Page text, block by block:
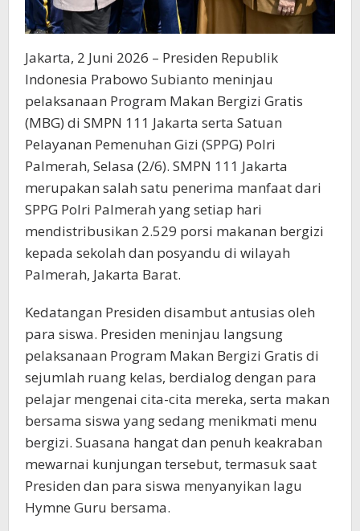
Jakarta, 2 Juni 2026 – Presiden Republik
Indonesia Prabowo Subianto meninjau
pelaksanaan Program Makan Bergizi Gratis
(MBG) di SMPN 111 Jakarta serta Satuan
Pelayanan Pemenuhan Gizi (SPPG) Polri
Palmerah, Selasa (2/6). SMPN 111 Jakarta
merupakan salah satu penerima manfaat dari
SPPG Polri Palmerah yang setiap hari
mendistribusikan 2.529 porsi makanan bergizi
kepada sekolah dan posyandu di wilayah
Palmerah, Jakarta Barat.
Kedatangan Presiden disambut antusias oleh
para siswa. Presiden meninjau langsung
pelaksanaan Program Makan Bergizi Gratis di
sejumlah ruang kelas, berdialog dengan para
pelajar mengenai cita-cita mereka, serta makan
bersama siswa yang sedang menikmati menu
bergizi. Suasana hangat dan penuh keakraban
mewarnai kunjungan tersebut, termasuk saat
Presiden dan para siswa menyanyikan lagu
Hymne Guru bersama.